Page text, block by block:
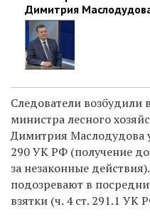
Димитрия
Следователи
министра лесного
Димитрия Маслодудова
290 УК РФ (получение
за незаконные
подозревают в
взятки (ч. 4 ст. 291.1 УК